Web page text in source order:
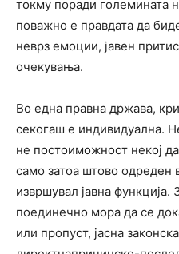
токму поради големината
поважно е правдата да
неврз емоции, јавен
очекувања.
Во една правна држава,
секогаш е индивидуална.
не постоиможност некој
само затоа штово одреден
извршувал јавна функција.
поединечно мора да се
или пропуст, јасна